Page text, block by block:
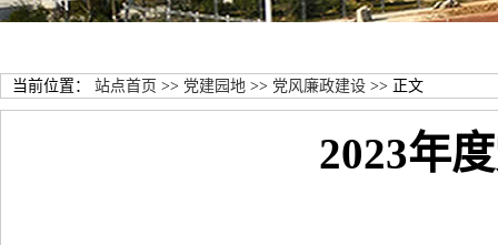
当前位置： 站点首页 >> 党建园地 >> 党风廉政建设 >> 正文
2023年